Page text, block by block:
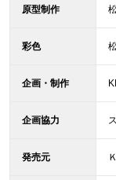
原型制作
彩色
企画・制作
企画協力
発売元